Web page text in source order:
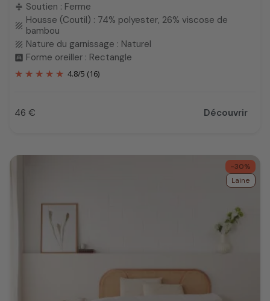
compress Soutien : Ferme
texture Housse (Coutil) : 74% polyester, 26% viscose de
bambou
texture Nature du garnissage : Naturel
bedroom_child Forme oreiller : Rectangle
4.8/5 (16)
Prix
46 € Découvrir
-30%
Laine